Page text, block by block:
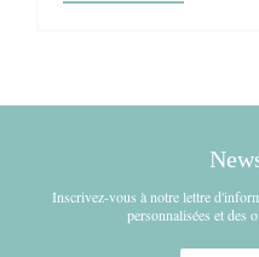
Inscrivez-vous à notre lettre
personnalisées et des